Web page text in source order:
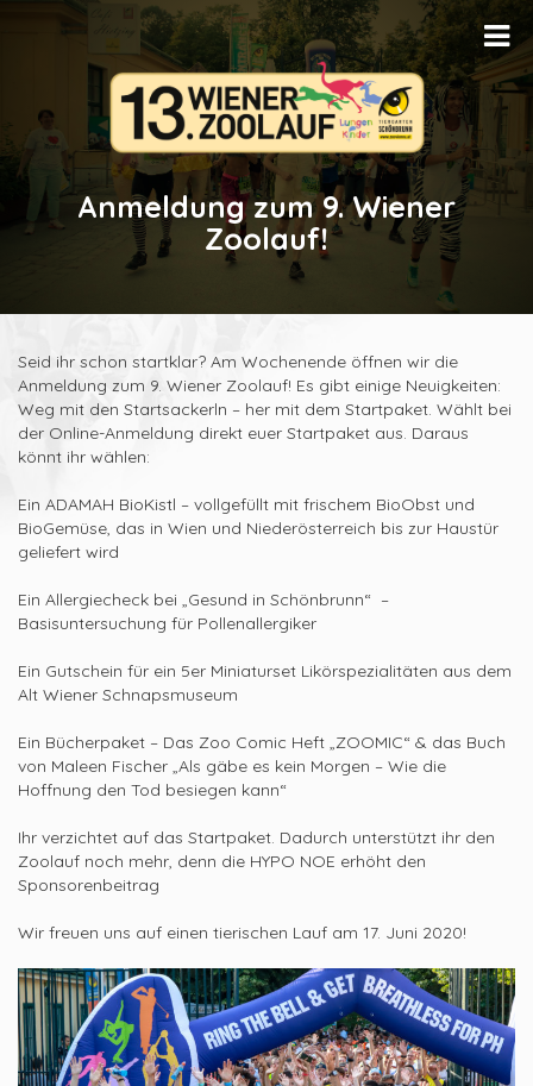
Anmeldung zum 9. Wiener
Zoolauf!
Seid ihr schon startklar? Am Wochenende öffnen wir die
Anmeldung zum 9. Wiener Zoolauf! Es gibt einige Neuigkeiten:
Weg mit den Startsackerln – her mit dem Startpaket. Wählt bei
der Online-Anmeldung direkt euer Startpaket aus. Daraus
könnt ihr wählen:
Ein ADAMAH BioKistl – vollgefüllt mit frischem BioObst und
BioGemüse, das in Wien und Niederösterreich bis zur Haustür
geliefert wird
Ein Allergiecheck bei „Gesund in Schönbrunn“ –
Basisuntersuchung für Pollenallergiker
Ein Gutschein für ein 5er Miniaturset Likörspezialitäten aus dem
Alt Wiener Schnapsmuseum
Ein Bücherpaket – Das Zoo Comic Heft „ZOOMIC“ & das Buch
von Maleen Fischer „Als gäbe es kein Morgen – Wie die
Hoffnung den Tod besiegen kann“
Ihr verzichtet auf das Startpaket. Dadurch unterstützt ihr den
Zoolauf noch mehr, denn die HYPO NOE erhöht den
Sponsorenbeitrag
Wir freuen uns auf einen tierischen Lauf am 17. Juni 2020!